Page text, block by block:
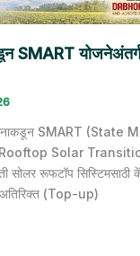
SMART
SMART (State
Solar
सोलर रूफटॉप सिस्टिमसाठी
अतिरिक्त (Top-up)